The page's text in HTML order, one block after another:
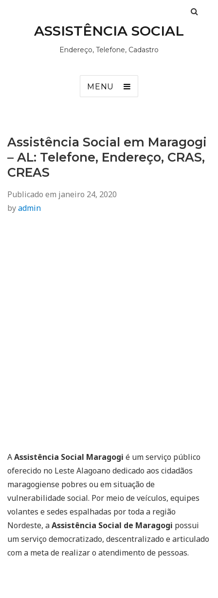
ASSISTÊNCIA SOCIAL
Endereço, Telefone, Cadastro
MENU
Assistência Social em Maragogi
– AL: Telefone, Endereço, CRAS,
CREAS
Publicado em janeiro 24, 2020
byadmin
AAssistência Social Maragogi é um serviço público
oferecido no Leste Alagoano dedicado aos cidadãos
maragogiense pobres ou em situação de
vulnerabilidade social. Por meio de veículos, equipes
volantes e sedes espalhadas por toda a região
Nordeste, aAssistência Social de Maragogi possui
um serviço democratizado, descentralizado e articulado
com a meta de realizar o atendimento de pessoas.